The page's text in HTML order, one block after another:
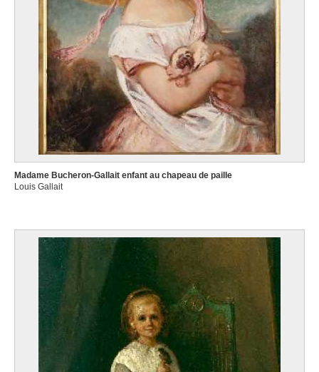
Madame Bucheron-Gallait enfant au chapeau de paille
Louis Gallait